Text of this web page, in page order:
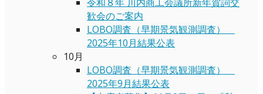
歓会のご案内
LOBO調査（早期景気観測調査）
2025年10月結果公表
10月
LOBO調査（早期景気観測調査）
2025年9月結果公表